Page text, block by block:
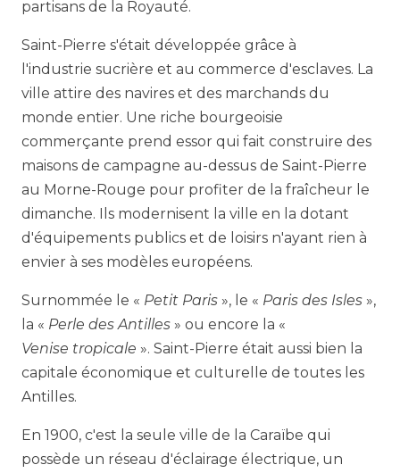
partisans de la Royauté.
Saint-Pierre s'était développée grâce à
l'industrie sucrière et au commerce d'esclaves. La
ville attire des navires et des marchands du
monde entier. Une riche bourgeoisie
commerçante prend essor qui fait construire des
maisons de campagne au-dessus de Saint-Pierre
au Morne-Rouge pour profiter de la fraîcheur le
dimanche. Ils modernisent la ville en la dotant
d'équipements publics et de loisirs n'ayant rien à
envier à ses modèles européens.
Surnommée le « Petit Paris », le « Paris des Isles »,
la « Perle des Antilles » ou encore la «
Venise tropicale ». Saint-Pierre était aussi bien la
capitale économique et culturelle de toutes les
Antilles.
En 1900, c'est la seule ville de la Caraïbe qui
possède un réseau d'éclairage électrique, un